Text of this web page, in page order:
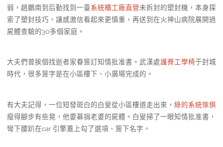
弱，趙鵬南到后勤找到一臺系統櫃工廠直營未拆封的塑封機，本身探
索了塑封技巧，讓感激信看起來更慎重，再送到在火神山病院展開過
屍體查驗的30多個家庭。
大夫們曾挨個找逝者家眷簽訂知情批准書。武漢處護脊工學椅于封城
時代，很多簽字是在小區樓下、小廣場完成的。
有大夫記得，一位短發斑白的白叟從小區樓道走出來， 綠的系統傢俱
瘦得腳步有些晃，他要募捐老婆的屍體。白叟掃了一眼知情批准書，
彎下腰趴在car 引擎蓋上勾了選項、簽下名字。